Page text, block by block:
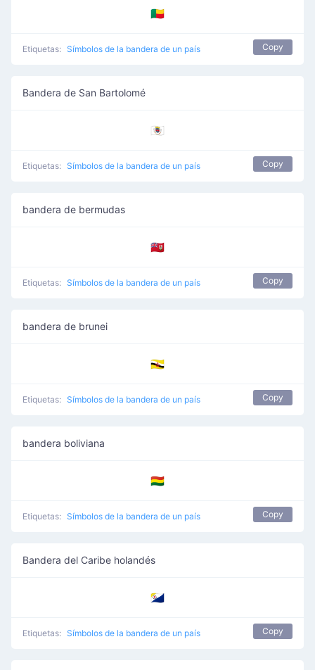
🇧🇯
Etiquetas: Símbolos de la bandera de un país Copy
Bandera de San Bartolomé
🇧🇱
Etiquetas: Símbolos de la bandera de un país Copy
bandera de bermudas
🇧🇲
Etiquetas: Símbolos de la bandera de un país Copy
bandera de brunei
🇧🇳
Etiquetas: Símbolos de la bandera de un país Copy
bandera boliviana
🇧🇴
Etiquetas: Símbolos de la bandera de un país Copy
Bandera del Caribe holandés
🇧🇶
Etiquetas: Símbolos de la bandera de un país Copy